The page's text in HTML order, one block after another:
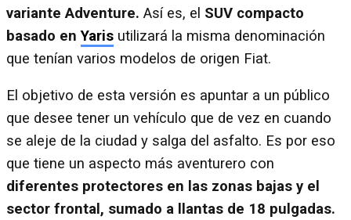
variante Adventure. Así es, el SUV compacto
basado enYaris utilizará la misma denominación
que tenían varios modelos de origen Fiat.
El objetivo de esta versión es apuntar a un público
que desee tener un vehículo que de vez en cuando
se aleje de la ciudad y salga del asfalto. Es por eso
que tiene un aspecto más aventurero con
diferentes protectores en las zonas bajas y el
sector frontal, sumado a llantas de 18 pulgadas.